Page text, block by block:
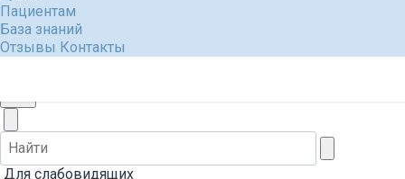
Пациентам
База знаний
Отзывы Контакты
Для слабовидящих